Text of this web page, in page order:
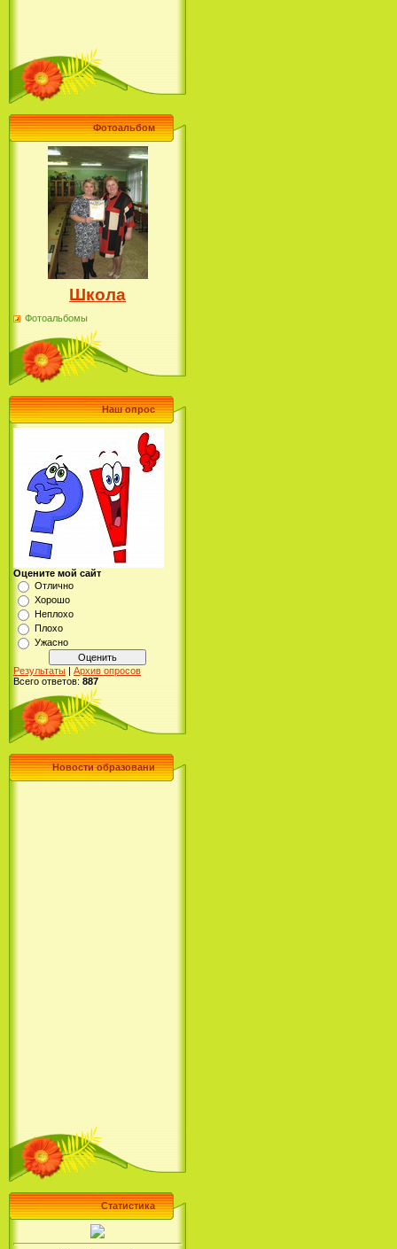
Фотоальбом
Школа
Фотоальбомы
Наш опрос
Оцените мой сайт
Отлично
Хорошо
Неплохо
Плохо
Ужасно
Результаты | Архив опросов
Всего ответов: 887
Новости образовани
Статистика